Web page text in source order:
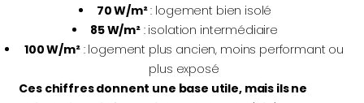
70 W/m²: logement bien isolé
85 W/m²: isolation intermédiaire
100 W/m²: logement plus ancien, moins performant ou
plus exposé
Ces chiffres donnent une base utile, mais ils ne